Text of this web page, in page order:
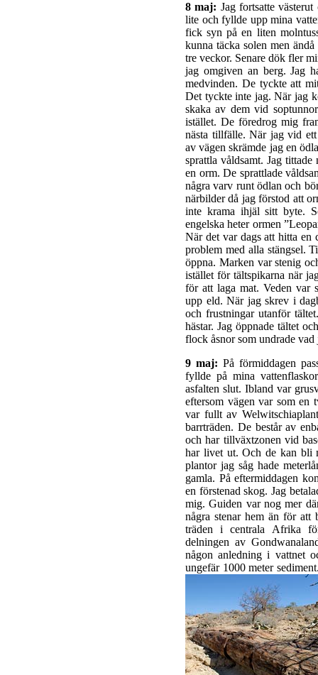
8 maj: Jag fortsatte
lite och fyllde upp mina
fick syn på en liten
kunna täcka solen men
tre veckor. Senare dök fler
jag omgiven an berg. Jag
medvinden. De tyckte att
Det tyckte inte jag. När jag
skaka av dem vid
istället. De föredrog mig
nästa tillfälle. När jag vid
av vägen skrämde jag en
sprattla våldsamt. Jag
en orm. De sprattlade
några varv runt ödlan och
närbilder då jag förstod att
inte krama ihjäl sitt byte.
engelska heter ormen
När det var dags att hitta en
problem med alla stängsel.
öppna. Marken var stenig
istället för tältspikarna när
för att laga mat. Veden var
upp eld. När jag skrev i
och frustningar utanför
hästar. Jag öppnade tältet
flock åsnor som undrade vad
9 maj: På förmiddagen
fyllde på mina
asfalten slut. Ibland var
eftersom vägen var som en
var fullt av
barrträden. De består av
och har tillväxtzonen vid
har livet ut. Och de kan bli
plantor jag såg hade
gamla. På eftermiddagen
en förstenad skog. Jag
mig. Guiden var nog mer
några stenar hem än för att
träden i centrala Afrika
delningen av
någon anledning i vattnet
ungefär 1000 meter